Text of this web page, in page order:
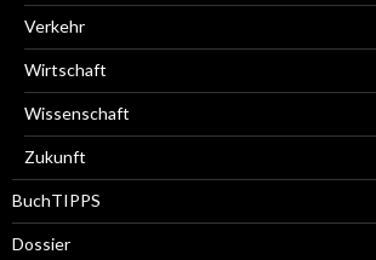
Verkehr
Wirtschaft
Wissenschaft
Zukunft
BuchTIPPS
Dossier